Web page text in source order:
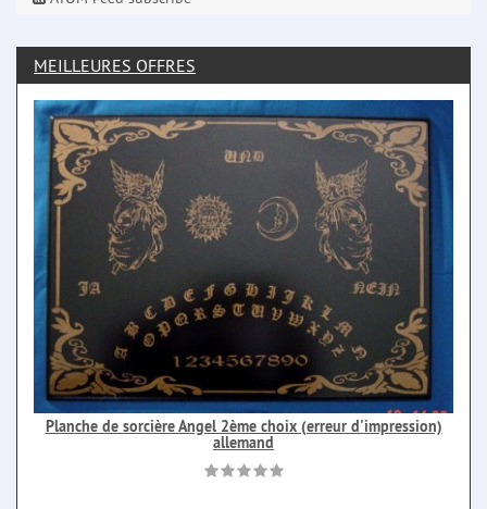
MEILLEURES OFFRES
Planche de sorcière Angel 2ème choix (erreur d'impression)
allemand